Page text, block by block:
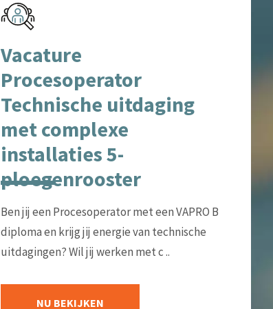
Vacature
Procesoperator
Technische uitdaging
met complexe
installaties 5-
ploegenrooster
Ben jij een Procesoperator met een VAPRO B
diploma en krijg jij energie van technische
uitdagingen? Wil jij werken met c ..
NU BEKIJKEN